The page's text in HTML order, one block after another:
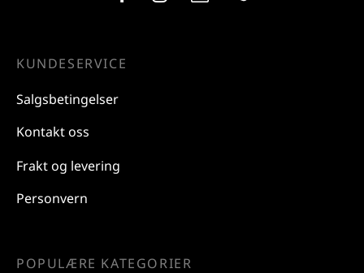
KUNDESERVICE
Salgsbetingelser
Kontakt oss
Frakt og levering
Personvern
POPULÆRE KATEGORIER